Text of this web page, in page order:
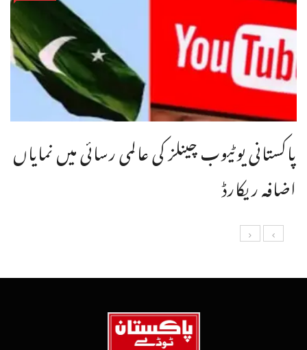
پاکستانی یوٹیوب چینلز کی عالمی رسائی میں نمایاں
اضافہ ریکارڈ